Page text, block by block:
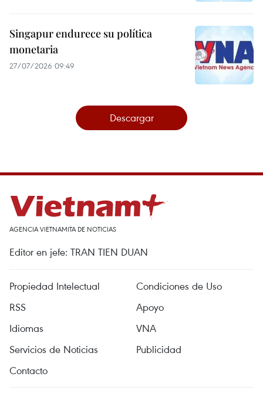
Singapur endurece su política
monetaria
27/07/2026 09:49
Descargar
AGENCIA VIETNAMITA DE NOTICIAS
Editor en jefe: TRAN TIEN DUAN
Propiedad Intelectual
Condiciones de Uso
RSS
Apoyo
Idiomas
VNA
Servicios de Noticias
Publicidad
Contacto